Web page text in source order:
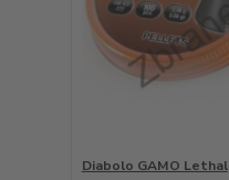
Diabolo GAMO Lethal